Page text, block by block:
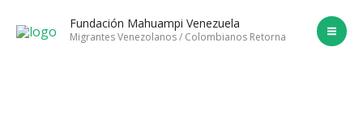
Fundación Mahuampi Venezuela
Migrantes Venezolanos / Colombianos Retorna